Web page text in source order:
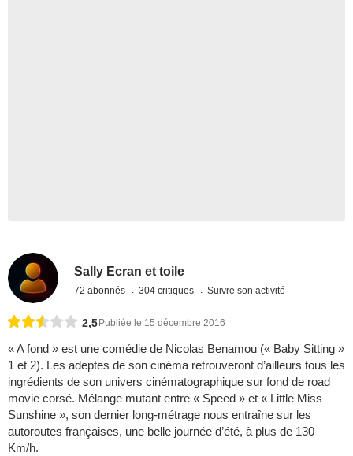
Sally Ecran et toile
72 abonnés 304 critiques Suivre son activité
2,5 Publiée le 15 décembre 2016
« A fond » est une comédie de Nicolas Benamou (« Baby Sitting »
1 et 2). Les adeptes de son cinéma retrouveront d’ailleurs tous les
ingrédients de son univers cinématographique sur fond de road
movie corsé. Mélange mutant entre « Speed » et « Little Miss
Sunshine », son dernier long-métrage nous entraîne sur les
autoroutes françaises, une belle journée d’été, à plus de 130
Km/h.